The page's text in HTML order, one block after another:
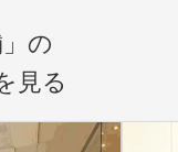
の
見る